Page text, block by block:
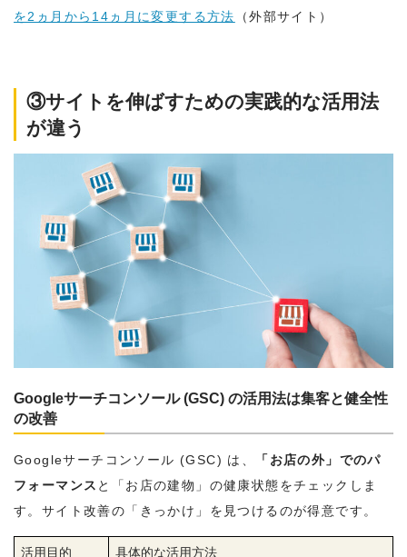
を2ヵ月から14ヵ月に変更する方法
（外部サイト）
③サイトを伸ばすための実践的な活用法
が違う
Googleサーチコンソール (GSC) の活用法は集客と健全性
の改善
Googleサーチコンソール (GSC) は、
「お店の外」でのパ
フォーマンス と「お店の建物」の健康状態をチェックしま
す。サイト改善の「きっかけ」を見つけるのが得意です。
活用目的 具体的な活用方法